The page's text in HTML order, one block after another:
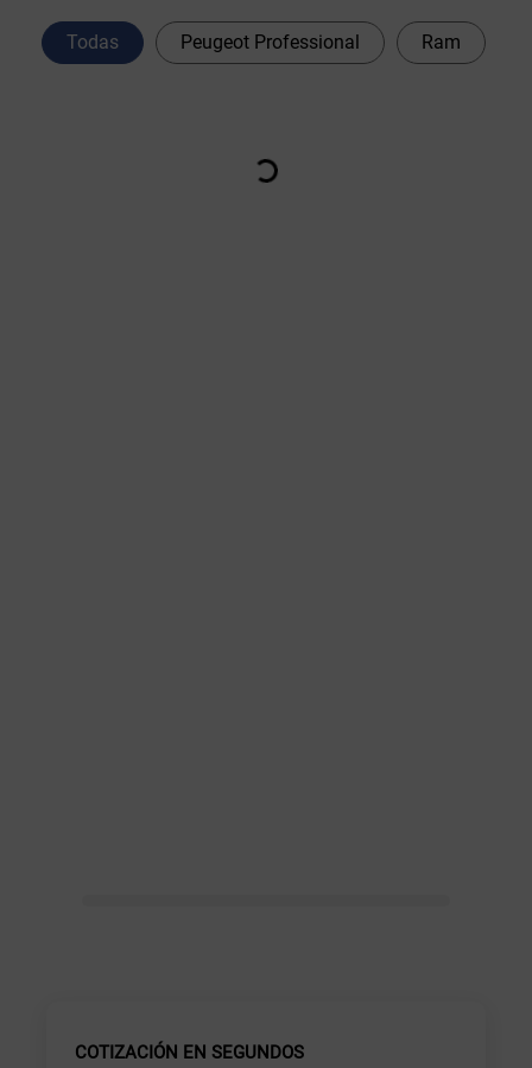
Todas Peugeot Professional Ram
COTIZACIÓN EN SEGUNDOS